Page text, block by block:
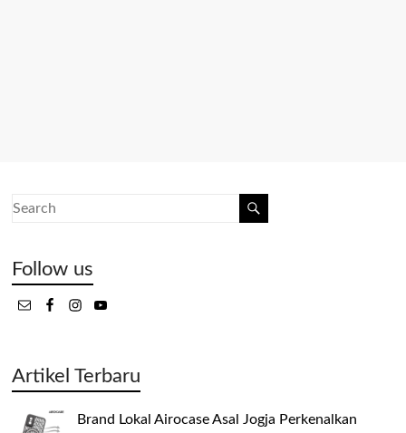
Follow us
Artikel Terbaru
Brand Lokal Airocase Asal Jogja Perkenalkan